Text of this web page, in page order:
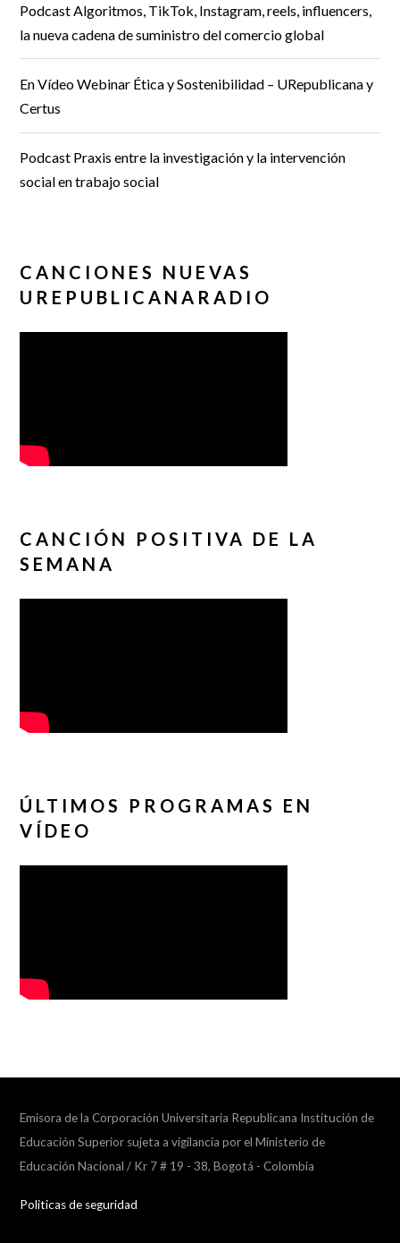
Podcast Algoritmos, TikTok, Instagram, reels, influencers,
la nueva cadena de suministro del comercio global
En Vídeo Webinar Ética y Sostenibilidad – URepublicana y
Certus
Podcast Praxis entre la investigación y la intervención
social en trabajo social
CANCIONES NUEVAS
UREPUBLICANARADIO
CANCIÓN POSITIVA DE LA
SEMANA
ÚLTIMOS PROGRAMAS EN
VÍDEO
Emisora de la Corporación Universitaria Republicana Institución de
Educación Superior sujeta a vigilancia por el Ministerio de
Educación Nacional / Kr 7 # 19 - 38, Bogotá - Colombia
Politicas de seguridad